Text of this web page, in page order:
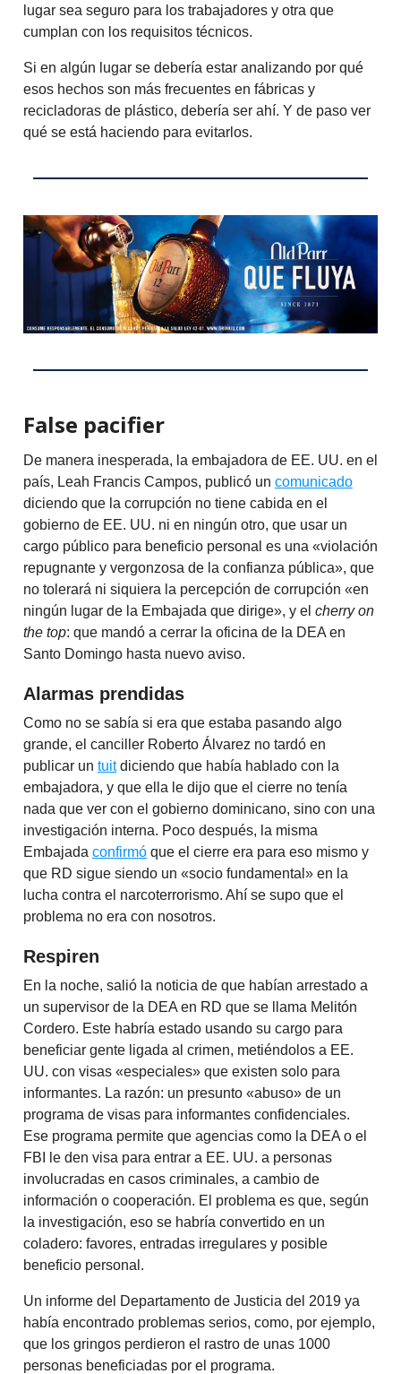
lugar sea seguro para los trabajadores y otra que
cumplan con los requisitos técnicos.
Si en algún lugar se debería estar analizando por qué
esos hechos son más frecuentes en fábricas y
recicladoras de plástico, debería ser ahí. Y de paso ver
qué se está haciendo para evitarlos.
False pacifier
De manera inesperada, la embajadora de EE. UU. en el
país, Leah Francis Campos, publicó un comunicado
diciendo que la corrupción no tiene cabida en el
gobierno de EE. UU. ni en ningún otro, que usar un
cargo público para beneficio personal es una «violación
repugnante y vergonzosa de la confianza pública», que
no tolerará ni siquiera la percepción de corrupción «en
ningún lugar de la Embajada que dirige», y el cherry on
the top: que mandó a cerrar la oficina de la DEA en
Santo Domingo hasta nuevo aviso.
Alarmas prendidas
Como no se sabía si era que estaba pasando algo
grande, el canciller Roberto Álvarez no tardó en
publicar un tuitdiciendo que había hablado con la
embajadora, y que ella le dijo que el cierre no tenía
nada que ver con el gobierno dominicano, sino con una
investigación interna. Poco después, la misma
Embajada confirmó que el cierre era para eso mismo y
que RD sigue siendo un «socio fundamental» en la
lucha contra el narcoterrorismo. Ahí se supo que el
problema no era con nosotros.
Respiren
En la noche, salió la noticia de que habían arrestado a
un supervisor de la DEA en RD que se llama Melitón
Cordero. Este habría estado usando su cargo para
beneficiar gente ligada al crimen, metiéndolos a EE.
UU. con visas «especiales» que existen solo para
informantes. La razón: un presunto «abuso» de un
programa de visas para informantes confidenciales.
Ese programa permite que agencias como la DEA o el
FBI le den visa para entrar a EE. UU. a personas
involucradas en casos criminales, a cambio de
información o cooperación. El problema es que, según
la investigación, eso se habría convertido en un
coladero: favores, entradas irregulares y posible
beneficio personal.
Un informe del Departamento de Justicia del 2019 ya
había encontrado problemas serios, como, por ejemplo,
que los gringos perdieron el rastro de unas 1000
personas beneficiadas por el programa.